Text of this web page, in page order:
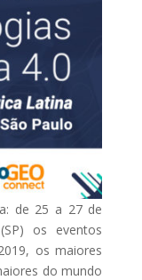
de 25 a 27 de
os eventos
os maiores
do mundo